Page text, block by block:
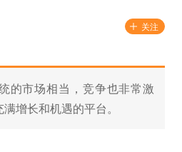
关注
的市场相当，竞争也非常激
增长和机遇的平台。